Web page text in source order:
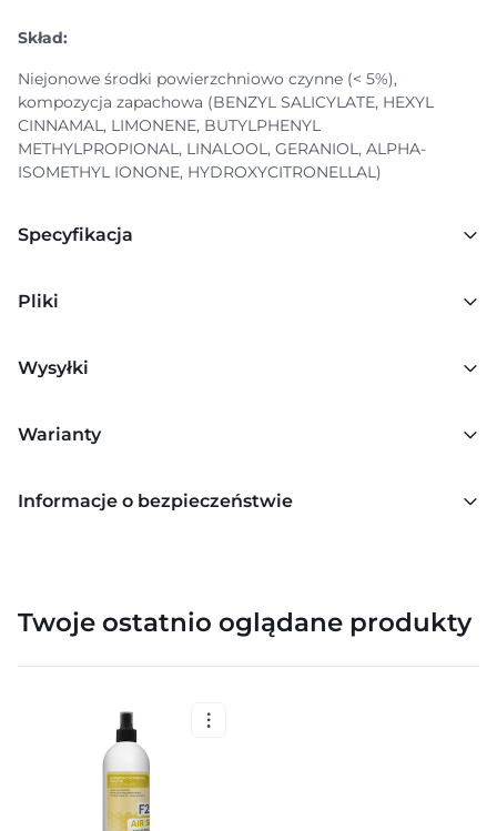
Skład:
Niejonowe środki powierzchniowo czynne (< 5%),
kompozycja zapachowa (BENZYL SALICYLATE, HEXYL
CINNAMAL, LIMONENE, BUTYLPHENYL
METHYLPROPIONAL, LINALOOL, GERANIOL, ALPHA-
ISOMETHYL IONONE, HYDROXYCITRONELLAL)
Specyfikacja
Pliki
Wysyłki
Warianty
Informacje o bezpieczeństwie
Twoje ostatnio oglądane produkty